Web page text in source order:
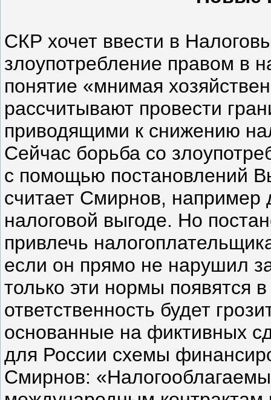
СКР хочет ввести в
злоупотребление правом в
понятие «мнимая
рассчитывают провести
приводящими к снижению
Сейчас борьба со
с помощью постановлений
считает Смирнов, например
налоговой выгоде. Но
привлечь
если он прямо не нарушил
только эти нормы появятся
ответственность будет
основанные на фиктивных
для России схемы
Смирнов: